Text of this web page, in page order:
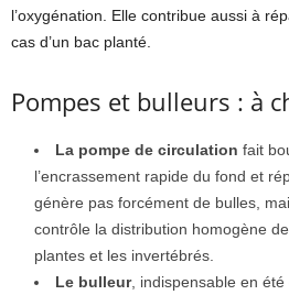
l’oxygénation. Elle contribue aussi à
cas d’un bac planté.
Pompes et bulleurs : à
La pompe de circulation fait
l’encrassement rapide du fond et
génère pas forcément de bulles,
contrôle la distribution homogène
plantes et les invertébrés.
Le bulleur, indispensable en